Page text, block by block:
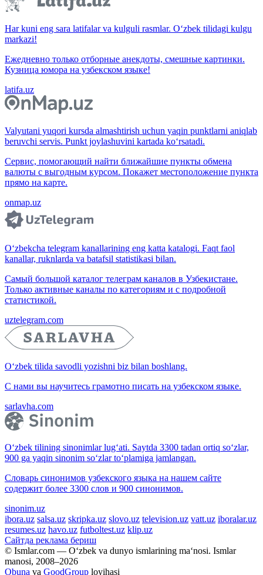
Har kuni eng sara latifalar va kulguli rasmlar. O‘zbek tilidagi kulgu
markazi!
Ежедневно только отборные анекдоты, смешные картинки.
Кузница юмора на узбекском языке!
latifa.uz
Valyutani yuqori kursda almashtirish uchun yaqin punktlarni aniqlab
beruvchi servis. Punkt joylashuvini kartada ko‘rsatadi.
Сервис, помогающий найти ближайшие пункты обмена
валюты с выгодным курсом. Покажет местоположение пункта
прямо на карте.
onmap.uz
O‘zbekcha telegram kanallarining eng katta katalogi. Faqt faol
kanallar, ruknlarda va batafsil statistikasi bilan.
Самый большой каталог телеграм каналов в Узбекистане.
Только активные каналы по категориям и с подробной
статистикой.
uztelegram.com
O‘zbek tilida savodli yozishni biz bilan boshlang.
С нами вы научитесь грамотно писать на узбекском языке.
sarlavha.com
O‘zbek tilining sinonimlar lug‘ati. Saytda 3300 tadan ortiq so‘zlar,
900 ga yaqin sinonim so‘zlar to‘plamiga jamlangan.
Словарь синонимов узбекского языка на нашем сайте
содержит более 3300 слов и 900 синонимов.
sinonim.uz
ibora.uz salsa.uz skripka.uz slovo.uz television.uz vatt.uz iboralar.uz
resumes.uz havo.uz futboltest.uz klip.uz
Сайтда реклама бериш
© Ismlar.com — O‘zbek va dunyo ismlarining ma‘nosi. Ismlar
manosi, 2008–2026
Obuna va GoodGroup loyihasi